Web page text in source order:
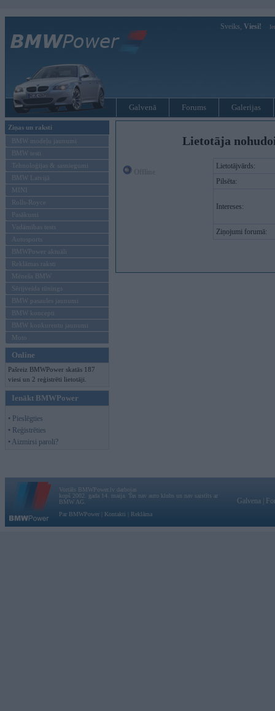
Sveiks, Viesi!
Galvenā Forums Galerijas
Ziņas un raksti
BMW modeļu jaunumi
BMW testi
Tehnoloģijas & sasniegumi
BMW Latvijā
MINI
Rolls-Royce
Pasākumi
Vadāmības tests
Autosports
BMWPower aktuāli
Reklāmas raksti
Mēneša BMW
Sērijveida tūnings
BMW pasaules jaunumi
BMW koncepti
BMW konkurentu jaunumi
Moto
Online
Pašreiz BMWPower skatās 187
viesi un 2 reģistrēti lietotāji.
Ienākt BMWPower
• Pieslēgties
• Reģistrēties
• Aizmirsi paroli?
Lietotāja
Lietotājvārds:
Pilsēta:
Intereses:
Ziņojumi forumā:
Vortāls BMWPower.lv darbojas
kopš 2002. gada 14. maija. Tas nav auto klubs un nav saistīts ar
BMW AG.
Par BMWPower
Kontakti Reklāma
Galvena